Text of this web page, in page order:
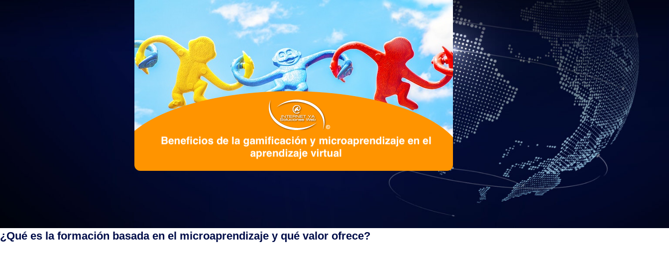
Gamificación y microaprendizaje se está utilizando para influir en el rendimiento de los empleados y
estudiantes. Conozca el valor de cada una de estas técnicas.
¿Qué es la formación basada en el microaprendizaje y qué valor ofrece?